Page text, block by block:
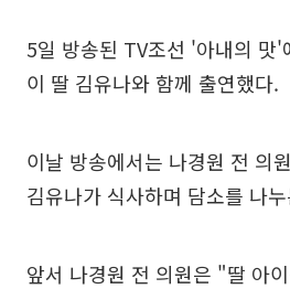
5일 방송된 TV조선 '아내의 맛'
이 딸 김유나와 함께 출연했다.
이날 방송에서는 나경원 전 의
김유나가 식사하며 담소를 나
앞서 나경원 전 의원은 "딸 아